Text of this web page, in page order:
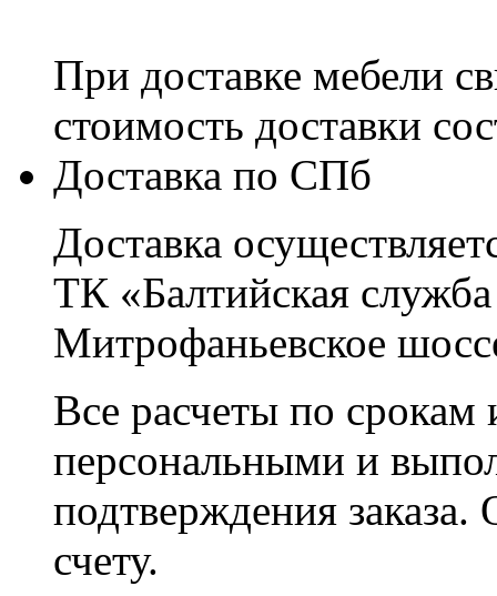
При доставке мебели
стоимость доставки
Доставка по СПб
Доставка
ТК «Балтийская
Митрофаньевское
Все расчеты по срокам
персональными и
подтверждения заказа.
счету.